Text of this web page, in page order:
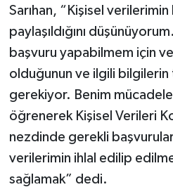
Sarıhan, “Kişisel verilerimin
paylaşıldığını
başvuru yapabilmem için
olduğunun ve ilgili bilgilerin
gerekiyor. Benim
öğrenerek Kişisel Verileri
nezdinde gerekli
verilerimin ihlal edilip
sağlamak” dedi.